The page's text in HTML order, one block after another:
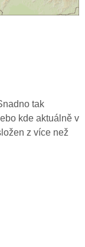
tak
kde aktuálně v
z více než